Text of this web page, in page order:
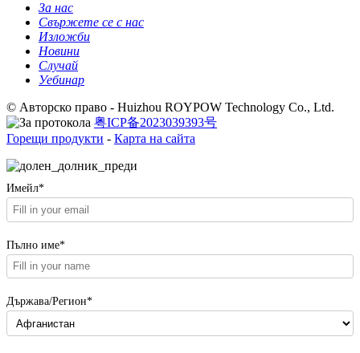
За нас
Свържете се с нас
Изложби
Новини
Случай
Уебинар
© Авторско право - Huizhou ROYPOW Technology Co., Ltd.
粤ICP备2023039393号
Горещи продукти - Карта на сайта
Имейл*
Пълно име*
Държава/Регион*